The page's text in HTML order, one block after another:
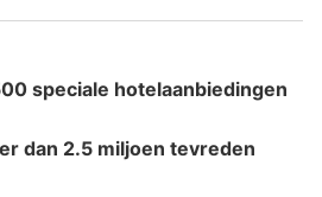
speciale hotelaanbiedingen
dan 2.5 miljoen tevreden